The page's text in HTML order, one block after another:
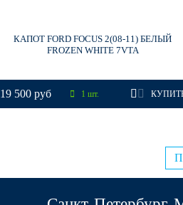
КАПОТ FORD FOCUS 2(08-11) БЕЛЫЙ
FROZEN WHITE 7VTA
19 500 руб 1 шт.